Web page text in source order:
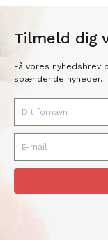
Tilmeld dig
Få vores nyhedsbrev
spændende nyheder.